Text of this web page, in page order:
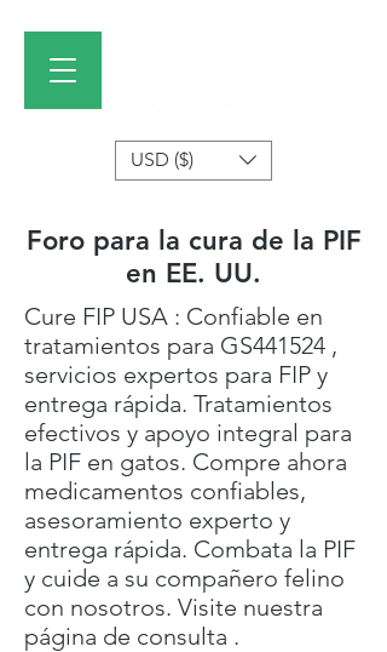
USD ($)
Foro para la cura de la PIF
en EE. UU.
Cure FIP USA : Confiable en
tratamientos para GS441524 ,
servicios expertos para FIP y
entrega rápida. Tratamientos
efectivos y apoyo integral para
la PIF en gatos. Compre ahora
medicamentos confiables,
asesoramiento experto y
entrega rápida. Combata la PIF
y cuide a su compañero felino
con nosotros. Visite nuestra
página de consulta .